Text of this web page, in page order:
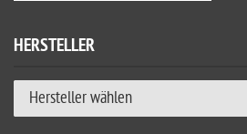
HERSTELLER
Hersteller wählen